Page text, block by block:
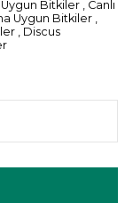
Uygun Bitkiler , Canlı
Uygun Bitkiler ,
, Discus